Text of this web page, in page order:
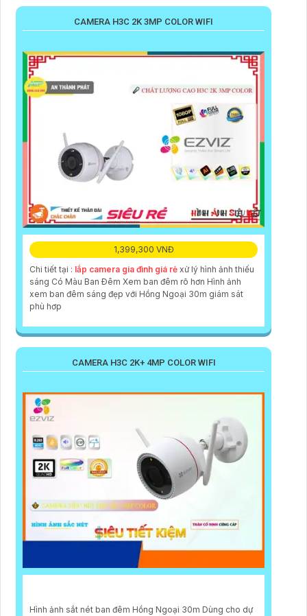
CAMERA H3C 2K 3MP COLOR WIFI
1,399,300 VNĐ
Chi tiết tại : lắp camera gia đình giá rẻ xử lý hình ảnh thiếu
sáng Có Màu Ban Ðêm Xem ban đêm rõ hơn Hình ảnh
xem ban đêm sáng đẹp với Hồng Ngoại 30m giám sát
phù hơp
CAMERA H3C 2K+ 4MP COLOR WIFI
Hình ảnh sắt nét ban đêm Hồng Ngoại 30m Dùng cho dự